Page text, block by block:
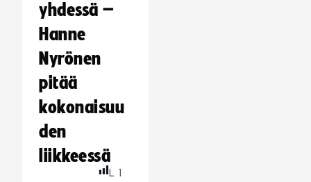
yhdessä –
Hanne
Nyrönen
pitää
kokonaisuu
den
liikkeessä
L 1